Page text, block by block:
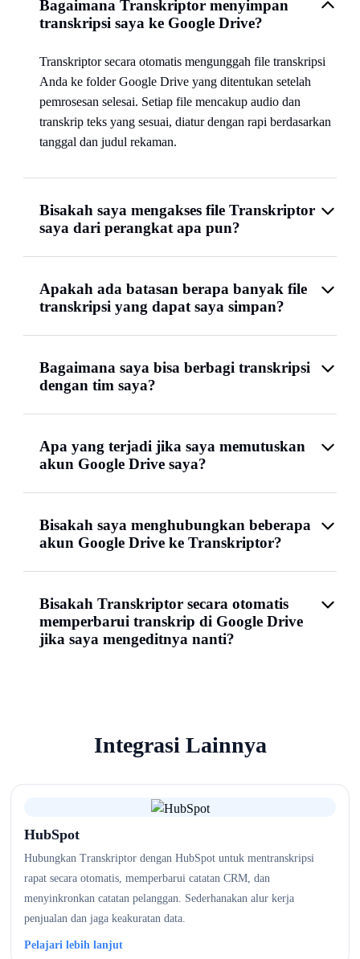
Bagaimana Transkriptor menyimpan
transkripsi saya ke Google Drive?
Transkriptor secara otomatis mengunggah file transkripsi
Anda ke folder Google Drive yang ditentukan setelah
pemrosesan selesai. Setiap file mencakup audio dan
transkrip teks yang sesuai, diatur dengan rapi berdasarkan
tanggal dan judul rekaman.
Bisakah saya mengakses file Transkriptor
saya dari perangkat apa pun?
Apakah ada batasan berapa banyak file
transkripsi yang dapat saya simpan?
Bagaimana saya bisa berbagi transkripsi
dengan tim saya?
Apa yang terjadi jika saya memutuskan
akun Google Drive saya?
Bisakah saya menghubungkan beberapa
akun Google Drive ke Transkriptor?
Bisakah Transkriptor secara otomatis
memperbarui transkrip di Google Drive
jika saya mengeditnya nanti?
Integrasi Lainnya
HubSpot
Hubungkan Transkriptor dengan HubSpot untuk mentranskripsi
rapat secara otomatis, memperbarui catatan CRM, dan
menyinkronkan catatan pelanggan. Sederhanakan alur kerja
penjualan dan jaga keakuratan data.
Pelajari lebih lanjut